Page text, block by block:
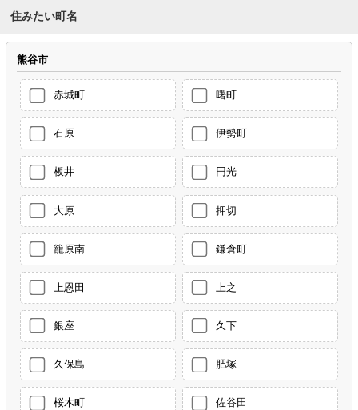
住みたい町名
熊谷市
赤城町 曙町
石原 伊勢町
板井 円光
大原 押切
籠原南 鎌倉町
上恩田 上之
銀座 久下
久保島 肥塚
桜木町 佐谷田